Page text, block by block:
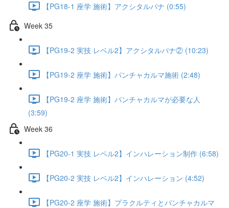
【PG18-1 座学 施術】アクシタルパナ (0:55)
Week 35
【PG19-2 実技 レベル2】アクシタルパナ② (10:23)
【PG19-2 座学 施術】パンチャカルマ施術 (2:48)
【PG19-2 座学 施術】パンチャカルマが必要な人
(3:59)
Week 36
【PG20-1 実技 レベル2】インハレーション制作 (6:58)
【PG20-2 実技 レベル2】インハレーション (4:52)
【PG20-2 座学 施術】プラクルティとパンチャカルマ